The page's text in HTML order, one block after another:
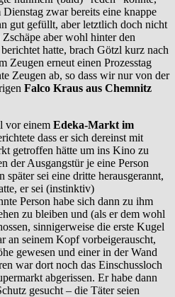
zwar bereits eine knappe
gut gefüllt, aber letztlich doch nicht
aber wohl hinter den
hatte, brach Götzl kurz nach
Zeugen erneut einen Prozesstag
Zeugen ab, so dass wir nur von der
Falco Kraus aus Chemnitz
vor einem Edeka-Markt im
dass er sich dereinst mit
getroffen hätte um ins Kino zu
der Ausgangstür je eine Person
sei eine dritte herausgerannt,
er sei (instinktiv)
Person habe sich dann zu ihm
zu bleiben und (als er dem wohl
sinnigerweise die erste Kugel
an seinem Kopf vorbeigerauscht,
gewesen und einer in der Wand
war dort noch das Einschussloch
abgerissen. Er habe dann
gesucht – die Täter seien